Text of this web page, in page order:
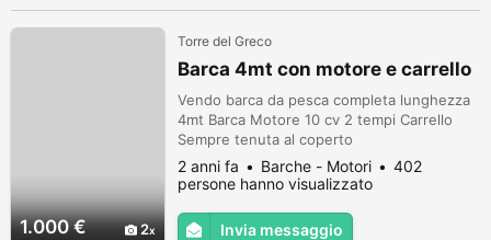
1.000 € 2
Torre del Greco
Barca 4mt con motore e carrello
Vendo barca da pesca completa lunghezza
4mt Barca Motore 10 cv 2 tempi Carrello
Sempre tenuta al coperto
2 anni fa Barche - Motori
402
persone hanno visualizzato
Invia messaggio